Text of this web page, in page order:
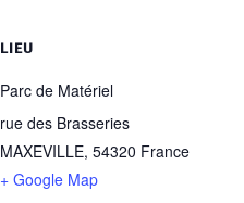
LIEU
Parc de Matériel
rue des Brasseries
MAXEVILLE, 54320 France
+ Google Map